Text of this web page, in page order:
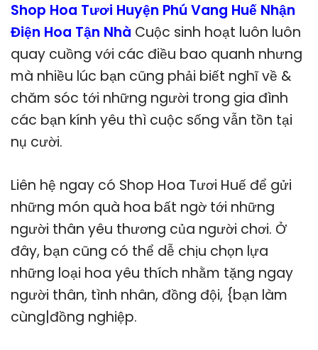
Shop Hoa Tươi Huyện Phú Vang Huế Nhận
Điện Hoa Tận Nhà Cuộc sinh hoạt luôn luôn
quay cuồng với các điều bao quanh nhưng
mà nhiều lúc bạn cũng phải biết nghĩ về &
chăm sóc tới những người trong gia đình
các bạn kính yêu thì cuộc sống vẫn tồn tại
nụ cười.
Liên hệ ngay có Shop Hoa Tươi Huế để gửi
những món quà hoa bất ngờ tới những
người thân yêu thương của người chơi. Ở
đây, bạn cũng có thể dễ chịu chọn lựa
những loại hoa yêu thích nhằm tặng ngay
người thân, tình nhân, đồng đội, {bạn làm
cùng|đồng nghiệp.